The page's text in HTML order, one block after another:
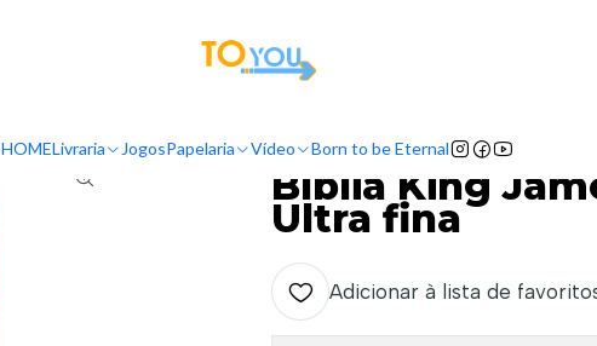
HOMELivraria JogosPapelaria Vídeo Born to be Eternal
Bíblia King James Fiel 1611 capa rosa Ultra fina
|
Bíblia King
Ultra fina
Adicionar à lista de